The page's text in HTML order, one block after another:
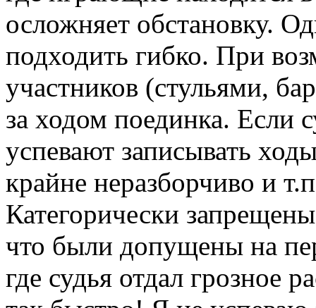
осложняет обстановку.
подходить гибко. При
участников (стульями,
за ходом поединка. Если
успевают записывать
крайне неразборчиво и
Категорически
что были допущены на
где судья отдал грозное